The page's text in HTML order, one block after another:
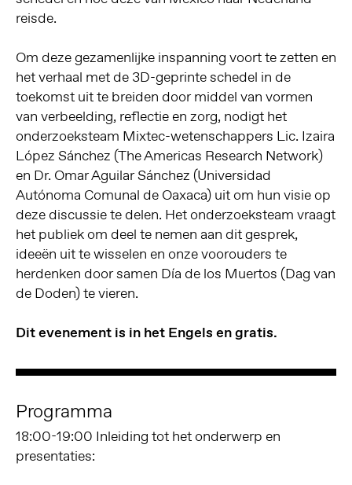
reisde.
Om deze gezamenlijke inspanning voort te zetten en
het verhaal met de 3D-geprinte schedel in de
toekomst uit te breiden door middel van vormen
van verbeelding, reflectie en zorg, nodigt het
onderzoeksteam Mixtec-wetenschappers Lic. Izaira
López Sánchez (The Americas Research Network)
en Dr. Omar Aguilar Sánchez (Universidad
Autónoma Comunal de Oaxaca) uit om hun visie op
deze discussie te delen. Het onderzoeksteam vraagt
het publiek om deel te nemen aan dit gesprek,
ideeën uit te wisselen en onze voorouders te
herdenken door samen Día de los Muertos (Dag van
de Doden) te vieren.
Dit evenement is in het Engels en gratis.
Programma
18:00-19:00 Inleiding tot het onderwerp en
presentaties: